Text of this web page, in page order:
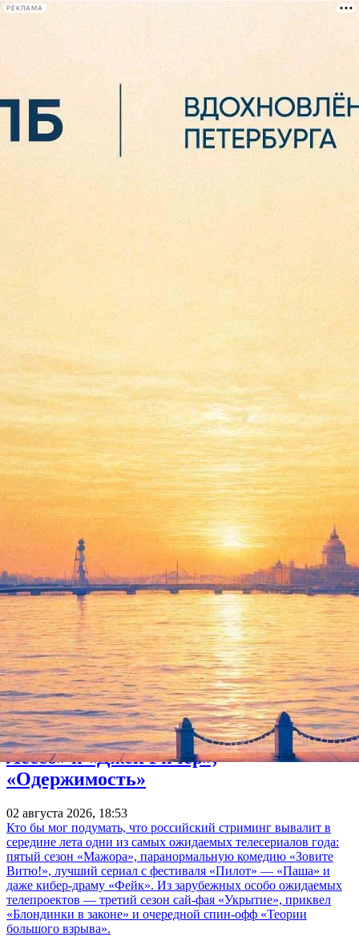
РЕКЛАМА
Сегодня:
11 декабря 2014, четверг
В Петербурге открывается фестиваль фильмов, созданных
заключенными в местах лишения свободы
Архив предыдущих материалов
15 телесериалов августа — выбор
«Фонтанки»: «Коп-звезда», новые «Тед
Лессо» и «Джек Ричер»,
«Одержимость»
02 августа 2026, 18:53
Кто бы мог подумать, что российский стриминг вывалит в
середине лета одни из самых ожидаемых телесериалов года:
пятый сезон «Мажора», паранормальную комедию «Зовите
Витю!», лучший сериал с фестиваля «Пилот» — «Паша» и
даже кибер-драму «Фейк». Из зарубежных особо ожидаемых
телепроектов — третий сезон сай-фая «Укрытие», приквел
«Блондинки в законе» и очередной спин-офф «Теории
большого взрыва».